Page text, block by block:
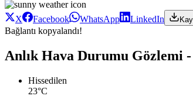
X Facebook WhatsApp LinkedIn
Bağlantı kopyalandı!
Anlık Hava Durumu Gözlemi
Hissedilen
23°C